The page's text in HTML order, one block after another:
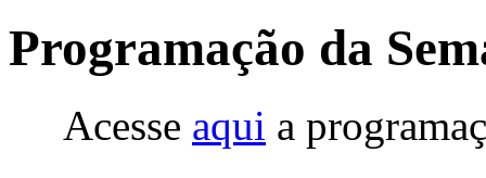
Programação da
Acesse aqui a